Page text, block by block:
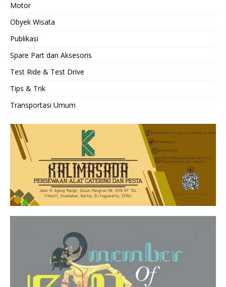
Motor
Obyek Wisata
Publikasi
Spare Part dan Aksesoris
Test Ride & Test Drive
Tips & Trik
Transportasi Umum